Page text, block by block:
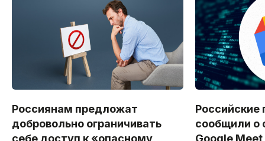
Россиянам предложат
добровольно ограничивать
Российские
сообщили о